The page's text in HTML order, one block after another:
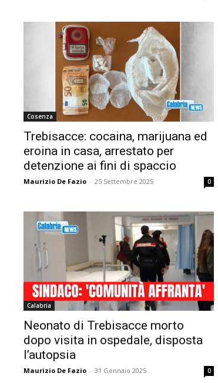
Cosenza
Trebisacce: cocaina, marijuana ed
eroina in casa, arrestato per
detenzione ai fini di spaccio
Maurizio De Fazio - 25 Settembre 2025 0
Calabria
Neonato di Trebisacce morto
dopo visita in ospedale, disposta
l’autopsia
Maurizio De Fazio - 31 Gennaio 2025 0